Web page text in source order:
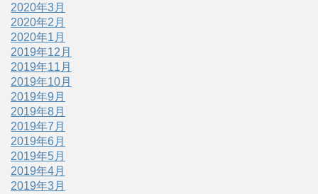
2020年3月
2020年2月
2020年1月
2019年12月
2019年11月
2019年10月
2019年9月
2019年8月
2019年7月
2019年6月
2019年5月
2019年4月
2019年3月